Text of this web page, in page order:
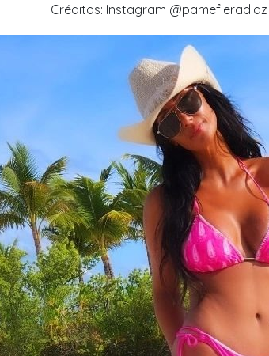
Créditos: Instagram @pamefieradiaz